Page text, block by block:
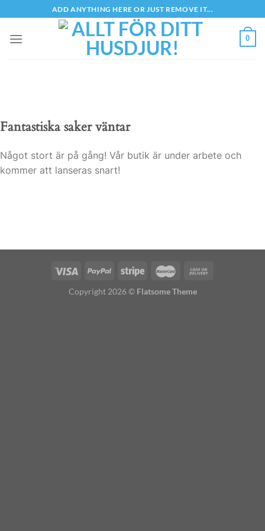
to
content
ADD ANYTHING HERE OR JUST REMOVE IT...
0
Fantastiska saker väntar
Något stort är på gång! Vår butik är under arbete och
kommer att lanseras snart!
Copyright 2026 © Flatsome Theme